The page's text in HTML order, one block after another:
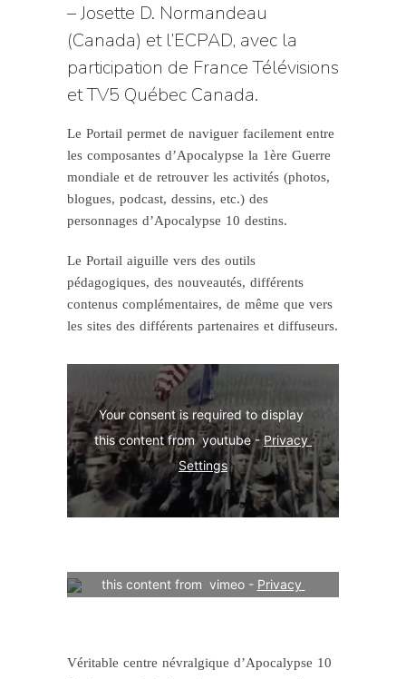
– Josette D. Normandeau
(Canada) et l’ECPAD, avec la
participation de France Télévisions
et TV5 Québec Canada.
Le Portail permet de naviguer facilement entre
les composantes d’Apocalypse la 1ère Guerre
mondiale et de retrouver les activités (photos,
blogues, podcast, dessins, etc.) des
personnages d’Apocalypse 10 destins.
Le Portail aiguille vers des outils
pédagogiques, des nouveautés, différents
contenus complémentaires, de même que vers
les sites des différents partenaires et diffuseurs.
Your consent is required to display
this content from  youtube - Privacy
Settings
this content from  vimeo - Privacy
Véritable centre névralgique d’Apocalypse 10